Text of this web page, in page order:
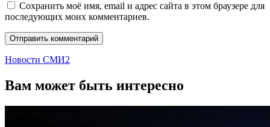
Сохранить моё имя, email и адрес сайта в этом браузере для
последующих моих комментариев.
Новости СМИ2
Вам может быть интересно